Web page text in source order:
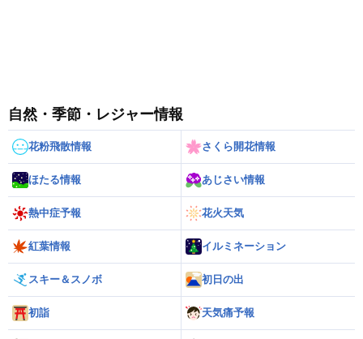
自然・季節・レジャー情報
花粉飛散情報 さくら開花情報
ほたる情報 あじさい情報
熱中症予報 花火天気
紅葉情報 イルミネーション
スキー＆スノボ 初日の出
初詣 天気痛予報